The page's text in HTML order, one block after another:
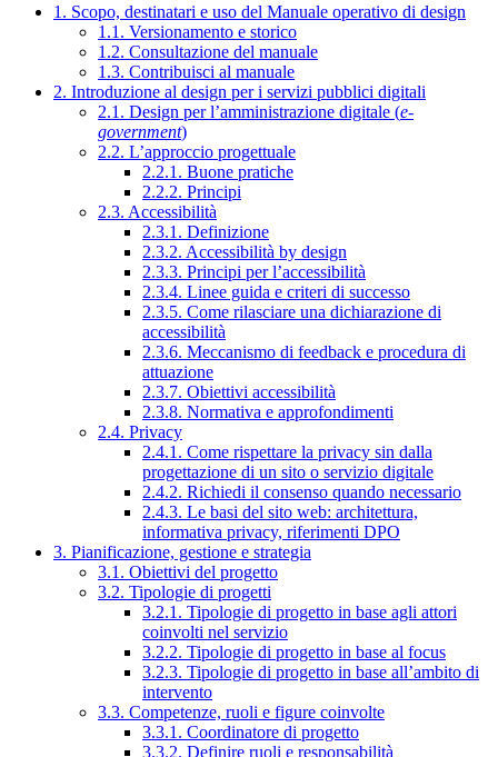
1. Scopo, destinatari e uso del Manuale operativo di design
1.1. Versionamento e storico
1.2. Consultazione del manuale
1.3. Contribuisci al manuale
2. Introduzione al design per i servizi pubblici digitali
2.1. Design per l’amministrazione digitale (e-
government)
2.2. L’approccio progettuale
2.2.1. Buone pratiche
2.2.2. Principi
2.3. Accessibilità
2.3.1. Definizione
2.3.2. Accessibilità by design
2.3.3. Principi per l’accessibilità
2.3.4. Linee guida e criteri di successo
2.3.5. Come rilasciare una dichiarazione di
accessibilità
2.3.6. Meccanismo di feedback e procedura di
attuazione
2.3.7. Obiettivi accessibilità
2.3.8. Normativa e approfondimenti
2.4. Privacy
2.4.1. Come rispettare la privacy sin dalla
progettazione di un sito o servizio digitale
2.4.2. Richiedi il consenso quando necessario
2.4.3. Le basi del sito web: architettura,
informativa privacy, riferimenti DPO
3. Pianificazione, gestione e strategia
3.1. Obiettivi del progetto
3.2. Tipologie di progetti
3.2.1. Tipologie di progetto in base agli attori
coinvolti nel servizio
3.2.2. Tipologie di progetto in base al focus
3.2.3. Tipologie di progetto in base all’ambito di
intervento
3.3. Competenze, ruoli e figure coinvolte
3.3.1. Coordinatore di progetto
3.3.2. Definire ruoli e responsabilità